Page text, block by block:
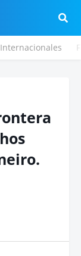
Internacionales